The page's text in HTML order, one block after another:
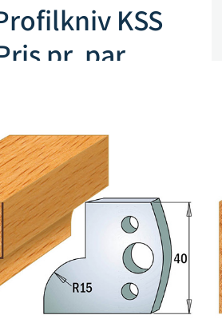
KSS
pr. par
Legg i handlekurv
Sammenlign
Legg i ønskeliste